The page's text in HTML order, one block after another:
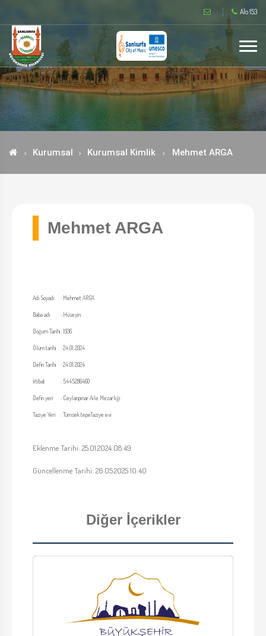
Alo 153
Kurumsal Kurumsal Kimlik Mehmet ARGA
Mehmet ARGA
Adı Soyadı : Mehmet ARGA
Baba adı : Hüseyin
Doğum Tarihi:1936
Ölüm tarihi :24.01.2024
Defin Tarihi :24.01.2024
İrtibat :5445286460
Defin yeri : Ceylanpınar Aile Mezarlığı
Taziye Yeri :Tümsek tepeTaziye evi
Eklenme Tarihi: 25.01.2024 08:49
Güncellenme Tarihi: 26.05.2025 10:40
Diğer İçerikler